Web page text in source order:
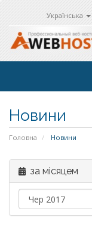
Українська
Новини
Головна Новини
за місяцем